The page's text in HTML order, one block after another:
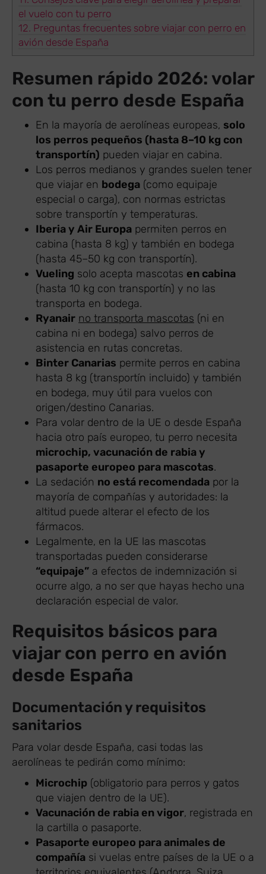
el vuelo con tu perro
12. Preguntas frecuentes sobre viajar con perro en
avión desde España
Resumen rápido 2026: volar
con tu perro desde España
En la mayoría de aerolíneas europeas, solo
los perros pequeños (hasta 8–10 kg con
transportín) pueden viajar en cabina.
Los perros medianos y grandes suelen tener
que viajar en bodega (como equipaje
especial o carga), con normas estrictas
sobre transportín y temperaturas.
Iberia y Air Europa permiten perros en
cabina (hasta 8 kg) y también en bodega
(hasta 45–50 kg con transportín).
Vueling solo acepta mascotas en cabina
(hasta 10 kg con transportín) y no las
transporta en bodega.
Ryanair no transporta mascotas (ni en
cabina ni en bodega) salvo perros de
asistencia en rutas concretas.
Binter Canarias permite perros en cabina
hasta 8 kg (transportín incluido) y también
en bodega, muy útil para vuelos con
origen/destino Canarias.
Para volar dentro de la UE o desde España
hacia otro país europeo, tu perro necesita
microchip, vacunación de rabia y
pasaporte europeo para mascotas.
La sedación no está recomendada por la
mayoría de compañías y autoridades: la
altitud puede alterar el efecto de los
fármacos.
Legalmente, en la UE las mascotas
transportadas pueden considerarse
“equipaje” a efectos de indemnización si
ocurre algo, a no ser que hayas hecho una
declaración especial de valor.
Requisitos básicos para
viajar con perro en avión
desde España
Documentación y requisitos
sanitarios
Para volar desde España, casi todas las
aerolíneas te pedirán como mínimo:
Microchip (obligatorio para perros y gatos
que viajen dentro de la UE).
Vacunación de rabia en vigor, registrada en
la cartilla o pasaporte.
Pasaporte europeo para animales de
compañía si vuelas entre países de la UE o a